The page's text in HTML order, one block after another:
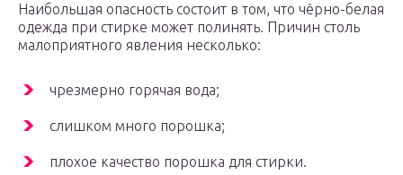
Наибольшая опасность состоит в том, что чёрно-белая
одежда при стирке может полинять. Причин столь
малоприятного явления несколько:
чрезмерно горячая вода;
слишком много порошка;
плохое качество порошка для стирки.